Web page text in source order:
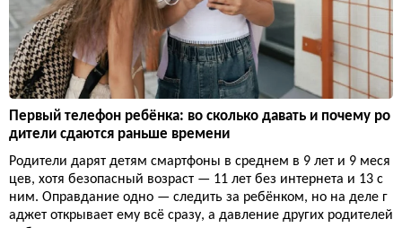
Первый телефон ребёнка: во сколько давать и почему ро
дители сдаются раньше времени
Родители дарят детям смартфоны в среднем в 9 лет и 9 меся
цев, хотя безопасный возраст — 11 лет без интернета и 13 с
ним. Оправдание одно — следить за ребёнком, но на деле г
аджет открывает ему всё сразу, а давление других родителей